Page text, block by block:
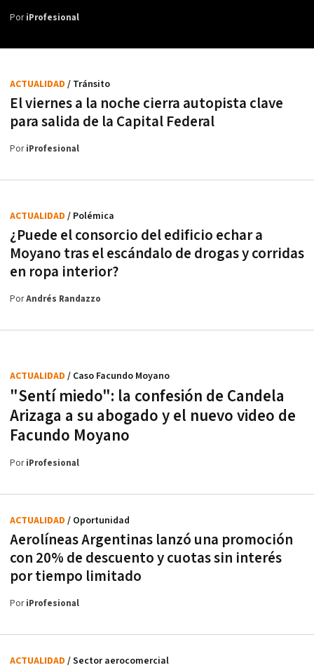
PoriProfesional
El viernes a la noche cierra autopista clave
para salida de la Capital Federal
ACTUALIDAD / Tránsito
PoriProfesional
¿Puede el consorcio del edificio echar a
Moyano tras el escándalo de drogas y corridas
en ropa interior?
ACTUALIDAD / Polémica
PorAndrés Randazzo
"Sentí miedo": la confesión de Candela
Arizaga a su abogado y el nuevo video de
Facundo Moyano
ACTUALIDAD / Caso Facundo Moyano
PoriProfesional
Aerolíneas Argentinas lanzó una promoción
con 20% de descuento y cuotas sin interés
por tiempo limitado
ACTUALIDAD / Oportunidad
PoriProfesional
ACTUALIDAD / Sector aerocomercial